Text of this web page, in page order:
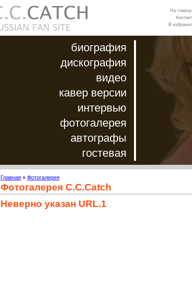
биография
дискография
видео
кавер версии
интервью
фотогалерея
автографы
гостевая
На
В
Главная » Фотогалерея
Фотогалерея C.C.Catch
Неверно указан URL.1